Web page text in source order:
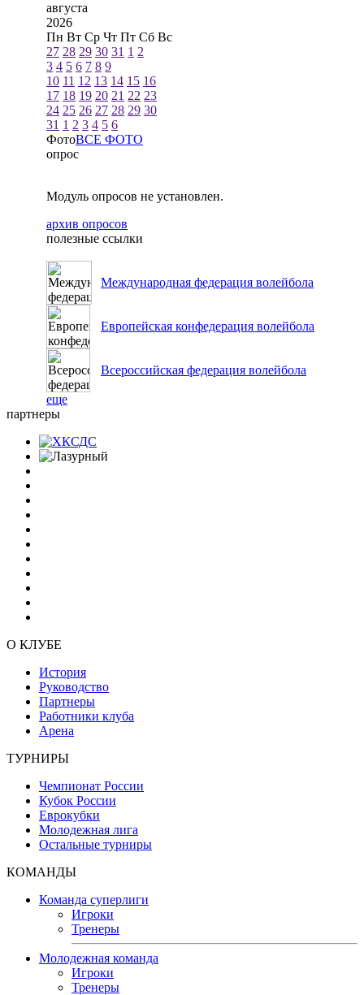
августа
2026
Пн Вт Ср Чт Пт Сб Вс
27 28 29 30 31 1 2
3 4 5 6 7 8 9
10 11 12 13 14 15 16
17 18 19 20 21 22 23
24 25 26 27 28 29 30
31 1 2 3 4 5 6
ФотоВСЕ ФОТО
опрос
Модуль опросов не установлен.
архив опросов
полезные ссылки
Международная федерация волейбола
Европейская конфедерация волейбола
Всероссийская федерация волейбола
еще
партнеры
О КЛУБЕ
История
Руководство
Партнеры
Работники клуба
Арена
ТУРНИРЫ
Чемпионат России
Кубок России
Еврокубки
Молодежная лига
Остальные турниры
КОМАНДЫ
Команда суперлиги
Игроки
Тренеры
Молодежная команда
Игроки
Тренеры